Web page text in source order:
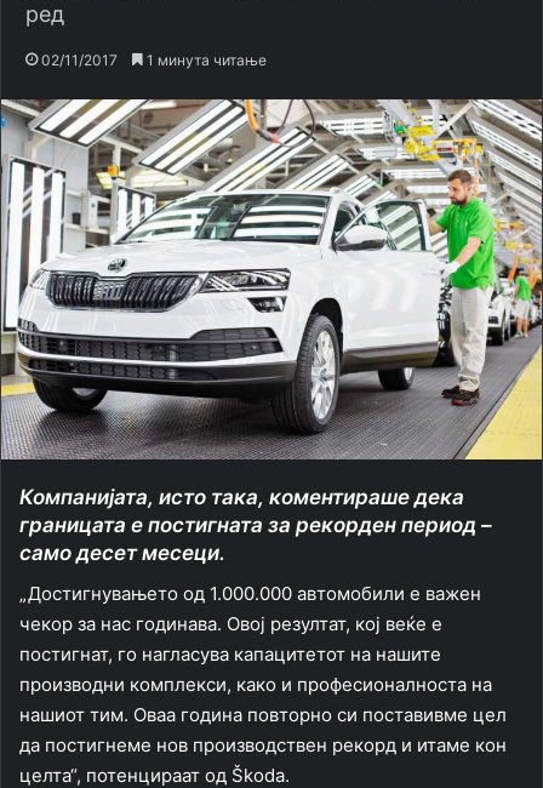
ред
02/11/2017 1 минута читање
Компанијата, исто така, коментираше дека
границата е постигната за рекорден период –
само десет месеци.
„Достигнувањето од 1.000.000 автомобили е важен
чекор за нас годинава. Овој резултат, кој веќе е
постигнат, го нагласува капацитетот на нашите
производни комплекси, како и професионалноста на
нашиот тим. Оваа година повторно си поставивме цел
да постигнеме нов производствен рекорд и итаме кон
целта“, потенцираат од Škoda.